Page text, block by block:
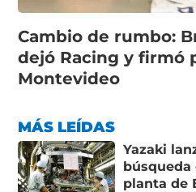
Cambio de rumbo:
dejó Racing y firmó
Montevideo
MÁS LEÍDAS
Yazaki
búsqueda
planta de